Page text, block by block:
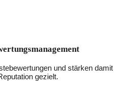
und stärken damit
gezielt.